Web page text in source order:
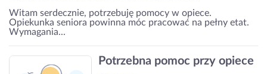
Witam serdecznie, potrzebuję pomocy w opiece.
Opiekunka seniora powinna móc pracować na pełny etat.
Wymagania...
Potrzebna pomoc przy opiece